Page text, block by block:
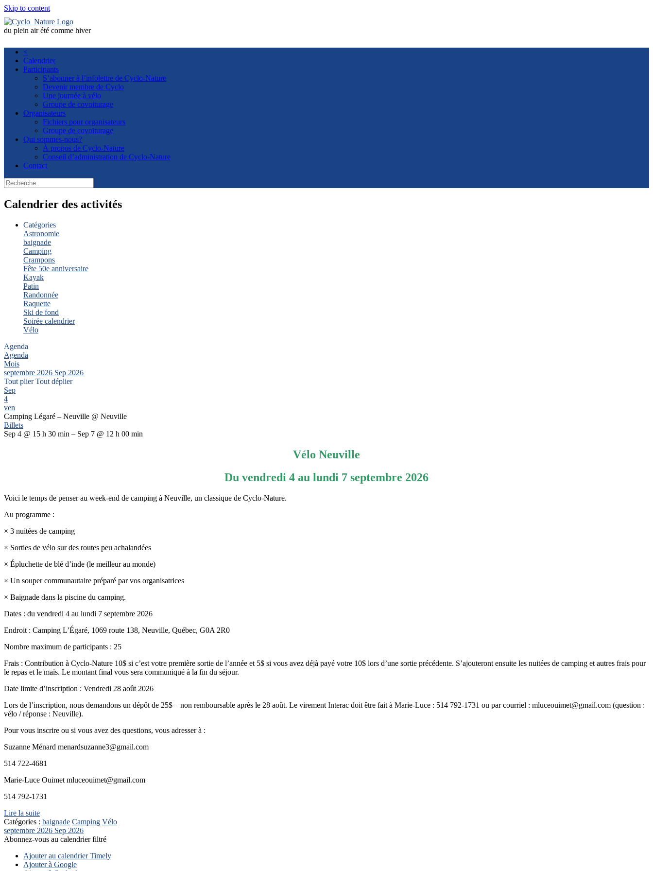
Skip to content
du plein air été comme hiver
<
Calendrier
Participants
S’abonner à l’infolettre de Cyclo-Nature
Devenir membre de Cyclo
Une journée à vélo
Groupe de covoiturage
Organisateurs
Fichiers pour organisateurs
Groupe de covoiturage
Qui sommes-nous?
À propos de Cyclo-Nature
Conseil d’administration de Cyclo-Nature
Contact
Calendrier des activités
Catégories
Astronomie
baignade
Camping
Crampons
Fête 50e anniversaire
Kayak
Patin
Randonnée
Raquette
Ski de fond
Soirée calendrier
Vélo
Agenda
Agenda
Mois
septembre 2026 Sep 2026
Tout plierTout déplier
Sep
4
ven
Camping Légaré – Neuville @ Neuville
Billets
Sep 4 @ 15 h 30 min – Sep 7 @ 12 h 00 min
Vélo Neuville
Du vendredi 4 au lundi 7 septembre 2026
Voici le temps de penser au week-end de camping à Neuville, un classique de Cyclo-Nature.
Au programme :
× 3 nuitées de camping
× Sorties de vélo sur des routes peu achalandées
× Épluchette de blé d’inde (le meilleur au monde)
× Un souper communautaire préparé par vos organisatrices
× Baignade dans la piscine du camping.
Dates : du vendredi 4 au lundi 7 septembre 2026
Endroit : Camping L’Égaré, 1069 route 138, Neuville, Québec, G0A 2R0
Nombre maximum de participants : 25
Frais : Contribution à Cyclo-Nature 10$ si c’est votre première sortie de l’année et 5$ si vous avez déjà payé votre 10$ lors d’une sortie précédente. S’ajouteront ensuite les nuitées de camping et autres frais pour
le repas et le maïs. Le montant final vous sera communiqué à la fin du séjour.
Date limite d’inscription : Vendredi 28 août 2026
Lors de l’inscription, nous demandons un dépôt de 25$ – non remboursable après le 28 août. Le virement Interac doit être fait à Marie-Luce : 514 792-1731 ou par courriel : mluceouimet@gmail.com (question :
vélo / réponse : Neuville).
Pour vous inscrire ou si vous avez des questions, vous adresser à :
Suzanne Ménard menardsuzanne3@gmail.com
514 722-4681
Marie-Luce Ouimet mluceouimet@gmail.com
514 792-1731
Lire la suite
Catégories : baignade Camping Vélo
septembre 2026 Sep 2026
Abonnez-vous au calendrier filtré
Ajouter au calendrier Timely
Ajouter à Google